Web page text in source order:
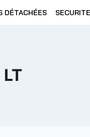
DÉTACHÉES